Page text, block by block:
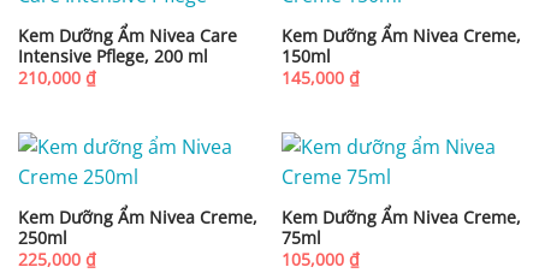
Kem Dưỡng Ẩm Nivea Care
Intensive Pflege, 200 ml
210,000 ₫
Kem Dưỡng Ẩm Nivea Creme,
150ml
145,000 ₫
Kem Dưỡng Ẩm Nivea Creme,
250ml
225,000 ₫
Kem Dưỡng Ẩm Nivea Creme,
75ml
105,000 ₫